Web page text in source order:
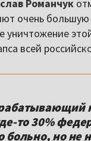
Романчук
очень
уничтожение
всей
то 30%
но не